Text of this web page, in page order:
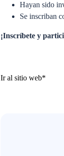
Hayan sido
Se inscriban
¡Inscríbete y
Ir al sitio web*